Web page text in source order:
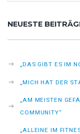
NEUESTE
„DAS GIBT ES IM
„MICH HAT DER
„AM MEISTEN
COMMUNITY“
„ALLEINE IM